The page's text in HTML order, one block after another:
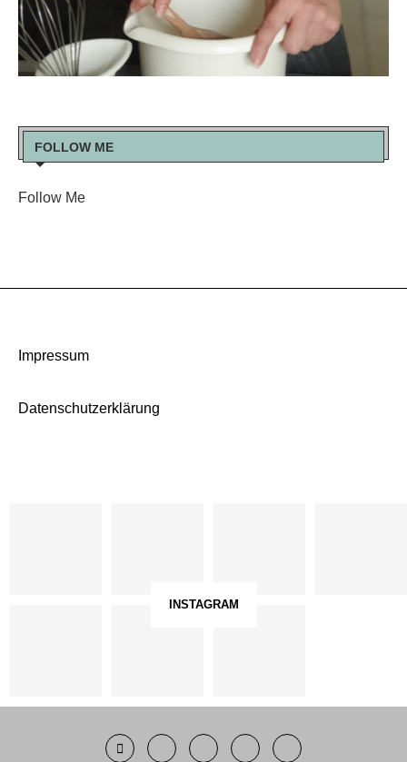
FOLLOW ME
Follow Me
Impressum
Datenschutzerklärung
INSTAGRAM